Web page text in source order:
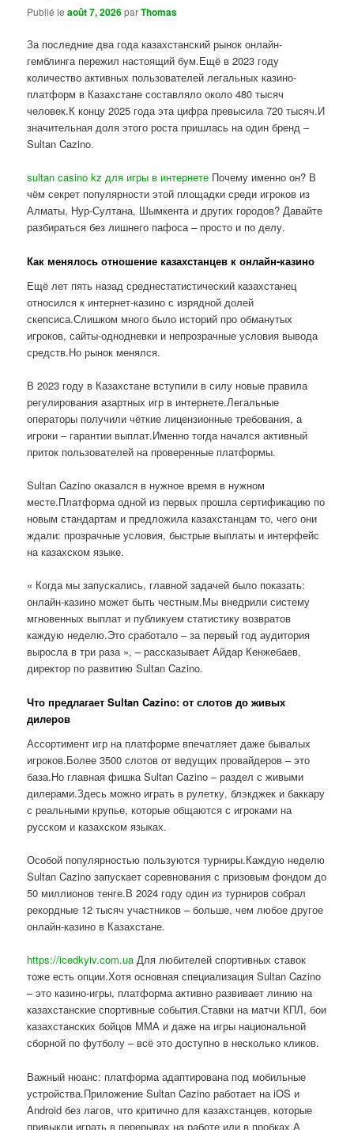
Publié leaoût 7, 2026parThomas
За последние два года казахстанский рынок онлайн-
гемблинга пережил настоящий бум.Ещё в 2023 году
количество активных пользователей легальных казино-
платформ в Казахстане составляло около 480 тысяч
человек.К концу 2025 года эта цифра превысила 720 тысяч.И
значительная доля этого роста пришлась на один бренд –
Sultan Cazino.
sultan casino kz для игры в интернете Почему именно он? В
чём секрет популярности этой площадки среди игроков из
Алматы, Нур-Султана, Шымкента и других городов? Давайте
разбираться без лишнего пафоса – просто и по делу.
Как менялось отношение казахстанцев к онлайн-казино
Ещё лет пять назад среднестатистический казахстанец
относился к интернет-казино с изрядной долей
скепсиса.Слишком много было историй про обманутых
игроков, сайты-однодневки и непрозрачные условия вывода
средств.Но рынок менялся.
В 2023 году в Казахстане вступили в силу новые правила
регулирования азартных игр в интернете.Легальные
операторы получили чёткие лицензионные требования, а
игроки – гарантии выплат.Именно тогда начался активный
приток пользователей на проверенные платформы.
Sultan Cazino оказался в нужное время в нужном
месте.Платформа одной из первых прошла сертификацию по
новым стандартам и предложила казахстанцам то, чего они
ждали: прозрачные условия, быстрые выплаты и интерфейс
на казахском языке.
« Когда мы запускались, главной задачей было показать:
онлайн-казино может быть честным.Мы внедрили систему
мгновенных выплат и публикуем статистику возвратов
каждую неделю.Это сработало – за первый год аудитория
выросла в три раза », – рассказывает Айдар Кенжебаев,
директор по развитию Sultan Cazino.
Что предлагает Sultan Cazino: от слотов до живых
дилеров
Ассортимент игр на платформе впечатляет даже бывалых
игроков.Более 3500 слотов от ведущих провайдеров – это
база.Но главная фишка Sultan Cazino – раздел с живыми
дилерами.Здесь можно играть в рулетку, блэкджек и баккару
с реальными крупье, которые общаются с игроками на
русском и казахском языках.
Особой популярностью пользуются турниры.Каждую неделю
Sultan Cazino запускает соревнования с призовым фондом до
50 миллионов тенге.В 2024 году один из турниров собрал
рекордные 12 тысяч участников – больше, чем любое другое
онлайн-казино в Казахстане.
https://icedkyiv.com.ua Для любителей спортивных ставок
тоже есть опции.Хотя основная специализация Sultan Cazino
– это казино-игры, платформа активно развивает линию на
казахстанские спортивные события.Ставки на матчи КПЛ, бои
казахстанских бойцов ММА и даже на игры национальной
сборной по футболу – всё это доступно в несколько кликов.
Важный нюанс: платформа адаптирована под мобильные
устройства.Приложение Sultan Cazino работает на iOS и
Android без лагов, что критично для казахстанцев, которые
привыкли играть в перерывах на работе или в пробках.А